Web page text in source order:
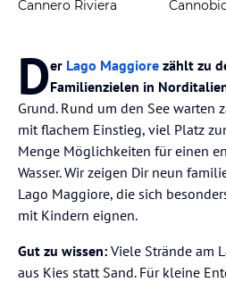
Cannero Riviera
Der Lago Maggiore zählt zu
Familienzielen in
Grund. Rund um den See warten
mit flachem Einstieg, viel Platz
Menge Möglichkeiten für einen
Wasser. Wir zeigen Dir neun
Lago Maggiore, die sich
mit Kindern eignen.
Gut zu wissen: Viele Strände am
aus Kies statt Sand. Für kleine